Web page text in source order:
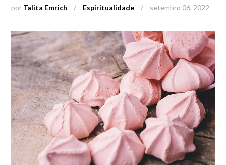
por Talita Emrich / Espiritualidade / setembro 06, 2022